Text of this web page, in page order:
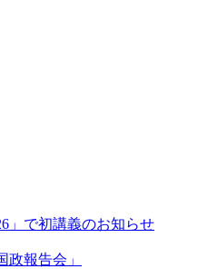
」で初講義のお知らせ
報告会」